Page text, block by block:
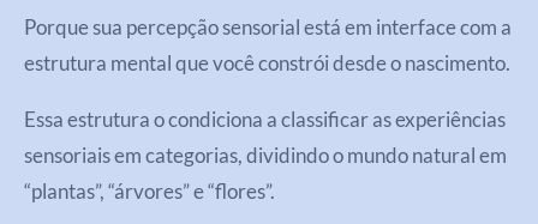
Porque sua percepção sensorial está em interface com a
estrutura mental que você constrói desde o nascimento.
Essa estrutura o condiciona a classificar as experiências
sensoriais em categorias, dividindo o mundo natural em
“plantas”, “árvores” e “flores”.